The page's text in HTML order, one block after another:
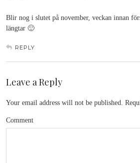
Blir nog i slutet på november, veckan innan
längtar 🙂
REPLY
Leave a Reply
Your email address will not be published.
Comment